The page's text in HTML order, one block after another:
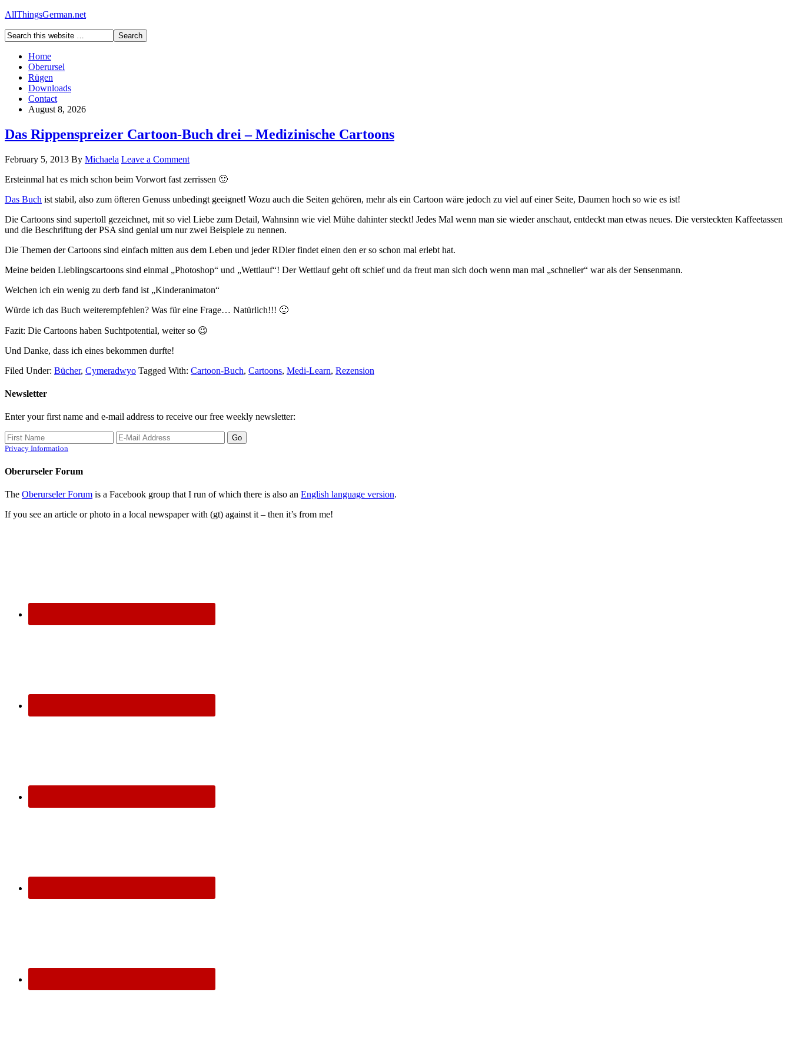
AllThingsGerman.net
Home
Oberursel
Rügen
Downloads
Contact
August 8, 2026
Das Rippenspreizer Cartoon-Buch drei – Medizinische Cartoons
February 5, 2013 By Michaela Leave a Comment
Ersteinmal hat es mich schon beim Vorwort fast zerrissen 🙂
Das Buch ist stabil, also zum öfteren Genuss unbedingt geeignet! Wozu auch die Seiten gehören, mehr als ein Cartoon wäre jedoch zu viel auf einer Seite, Daumen hoch so wie es ist!
Die Cartoons sind supertoll gezeichnet, mit so viel Liebe zum Detail, Wahnsinn wie viel Mühe dahinter steckt! Jedes Mal wenn man sie wieder anschaut, entdeckt man etwas neues. Die versteckten Kaffeetassen
und die Beschriftung der PSA sind genial um nur zwei Beispiele zu nennen.
Die Themen der Cartoons sind einfach mitten aus dem Leben und jeder RDler findet einen den er so schon mal erlebt hat.
Meine beiden Lieblingscartoons sind einmal „Photoshop“ und „Wettlauf“! Der Wettlauf geht oft schief und da freut man sich doch wenn man mal „schneller“ war als der Sensenmann.
Welchen ich ein wenig zu derb fand ist „Kinderanimaton“
Würde ich das Buch weiterempfehlen? Was für eine Frage… Natürlich!!! 🙂
Fazit: Die Cartoons haben Suchtpotential, weiter so 😉
Und Danke, dass ich eines bekommen durfte!
Filed Under: Bücher, Cymeradwyo Tagged With: Cartoon-Buch, Cartoons, Medi-Learn, Rezension
Newsletter
Enter your first name and e-mail address to receive our free weekly newsletter:
Privacy Information
Oberurseler Forum
The Oberurseler Forum is a Facebook group that I run of which there is also an English language version.
If you see an article or photo in a local newspaper with (gt) against it – then it’s from me!